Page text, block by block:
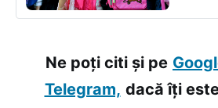
Ne poți citi și pe
Telegram, dacă îți